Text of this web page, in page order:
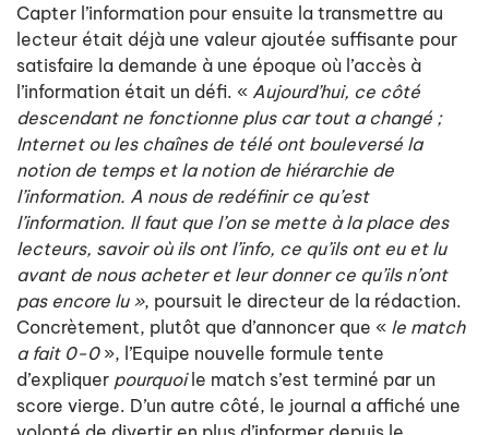
Capter l’information pour ensuite la transmettre au
lecteur était déjà une valeur ajoutée suffisante pour
satisfaire la demande à une époque où l’accès à
l’information était un défi. « Aujourd’hui, ce côté
descendant ne fonctionne plus car tout a changé ;
Internet ou les chaînes de télé ont bouleversé la
notion de temps et la notion de hiérarchie de
l’information. A nous de redéfinir ce qu’est
l’information. Il faut que l’on se mette à la place des
lecteurs, savoir où ils ont l’info, ce qu’ils ont eu et lu
avant de nous acheter et leur donner ce qu’ils n’ont
pas encore lu », poursuit le directeur de la rédaction.
Concrètement, plutôt que d’annoncer que « le match
a fait 0-0», l’Equipe nouvelle formule tente
d’expliquer pourquoile match s’est terminé par un
score vierge. D’un autre côté, le journal a affiché une